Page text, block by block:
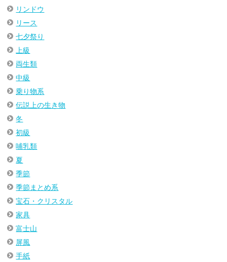
リンドウ
リース
七夕祭り
上級
両生類
中級
乗り物系
伝説上の生き物
冬
初級
哺乳類
夏
季節
季節まとめ系
宝石・クリスタル
家具
富士山
屏風
手紙